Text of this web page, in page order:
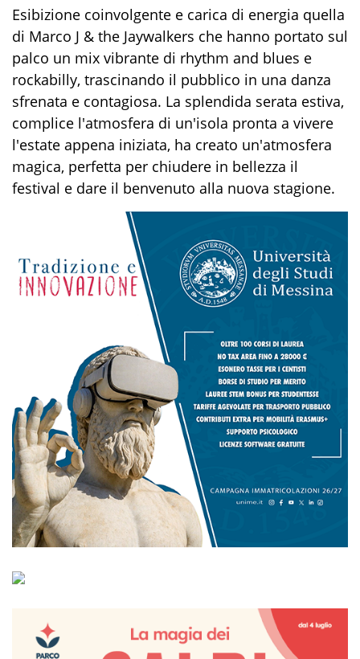
Esibizione coinvolgente e carica di energia quella
di Marco J & the Jaywalkers che hanno portato sul
palco un mix vibrante di rhythm and blues e
rockabilly, trascinando il pubblico in una danza
sfrenata e contagiosa. La splendida serata estiva,
complice l'atmosfera di un'isola pronta a vivere
l'estate appena iniziata, ha creato un'atmosfera
magica, perfetta per chiudere in bellezza il
festival e dare il benvenuto alla nuova stagione.